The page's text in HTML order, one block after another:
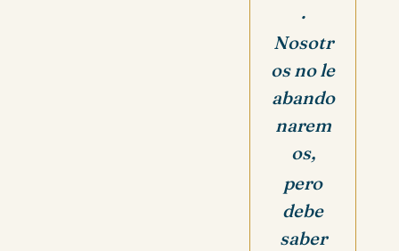
.
Nosotr
os no le
abando
narem
os,
pero
debe
saber